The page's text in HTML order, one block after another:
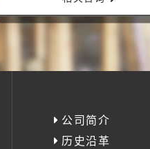
公司简介
历史沿革